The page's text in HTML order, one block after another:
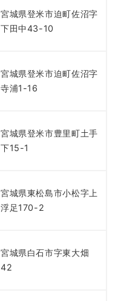
宮城県登米市迫町佐沼字
下田中43-10
宮城県登米市迫町佐沼字
寺浦1-16
宮城県登米市豊里町土手
下15-1
宮城県東松島市小松字上
浮足170-2
宮城県白石市字東大畑
42